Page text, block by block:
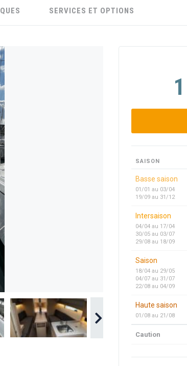
SERVICES ET OPTIONS
SAISON
Basse saison
01/01 au 03/04
19/09 au 31/12
Intersaison
04/04 au 17/04
30/05 au 03/07
29/08 au 18/09
Saison
18/04 au 29/05
04/07 au 31/07
22/08 au 04/09
Haute saison
01/08 au 21/08
Caution